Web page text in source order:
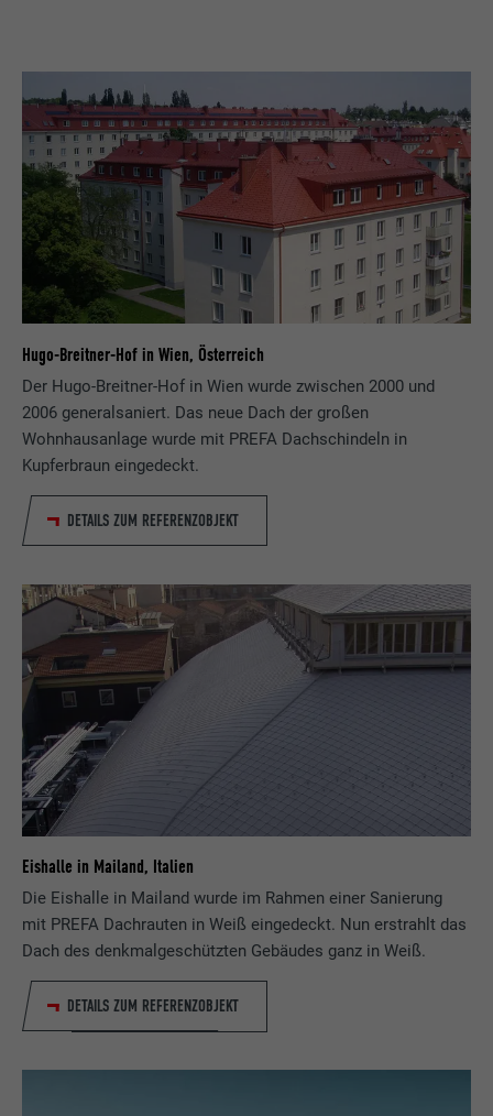
Hugo-Breitner-Hof in Wien, Österreich
Der Hugo-Breitner-Hof in Wien wurde zwischen 2000 und
2006 generalsaniert. Das neue Dach der großen
Wohnhausanlage wurde mit PREFA Dachschindeln in
Kupferbraun eingedeckt.
DETAILS ZUM REFERENZOBJEKT
Eishalle in Mailand, Italien
Die Eishalle in Mailand wurde im Rahmen einer Sanierung
mit PREFA Dachrauten in Weiß eingedeckt. Nun erstrahlt das
Dach des denkmalgeschützten Gebäudes ganz in Weiß.
DETAILS ZUM REFERENZOBJEKT